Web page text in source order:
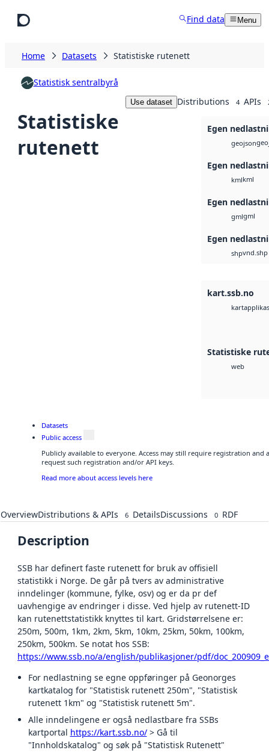
Find data Menu
Home Datasets Statistiske rutenett
Statistisk sentralbyrå
Statistiske
rutenett
Use dataset Distributions 4 APIs
Egen
geojson
Egen
kmlkml
Egen
gmlgml
Egen
shpvnd.shp
kart.ssb.no
Statistiske
web
Datasets
Public access
Publicly available to everyone. Access may still require registration and
request such registration and/or API keys.
Read more about access levels here
OverviewDistributions & APIs 6 DetailsDiscussions 0 RDF
Description
SSB har definert faste rutenett for bruk av offisiell
statistikk i Norge. De går på tvers av administrative
inndelinger (kommune, fylke, osv) og er da pr def
uavhengige av endringer i disse. Ved hjelp av rutenett-ID
kan rutenettstatistikk knyttes til kart. Gridstørrelsene er:
250m, 500m, 1km, 2km, 5km, 10km, 25km, 50km, 100km,
250km, 500km. Se notat hos SSB:
https://www.ssb.no/a/english/publikasjoner/pdf/
For nedlastning se egne oppføringer på Geonorges
kartkatalog for "Statistisk rutenett 250m", "Statistisk
rutenett 1km" og "Statistisk rutenett 5m".
Alle inndelingene er også nedlastbare fra SSBs
kartportal https://kart.ssb.no/> Gå til
"Innholdskatalog" og søk på "Statistisk Rutenett"